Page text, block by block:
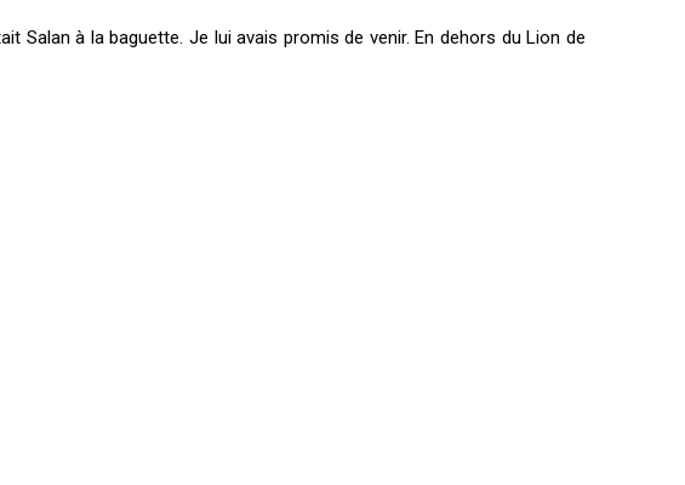
Salan à la baguette. Je lui avais promis de venir. En dehors du Lion de